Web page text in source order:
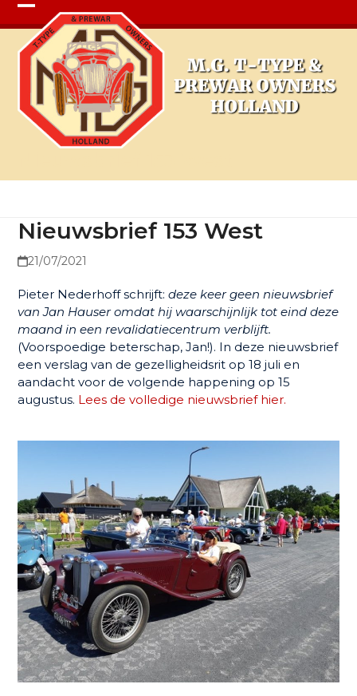
Open
mobile
menu
Close
mobile
menu
Nieuwsbrief 153 West
21/07/2021
Pieter Nederhoff schrijft:deze keer geen nieuwsbrief
van Jan Hauser omdat hij waarschijnlijk tot eind deze
maand in een revalidatiecentrum verblijft.
(Voorspoedige beterschap, Jan!). In deze nieuwsbrief
een verslag van de gezelligheidsrit op 18 juli en
aandacht voor de volgende happening op 15
augustus. Lees de volledige nieuwsbrief hier.